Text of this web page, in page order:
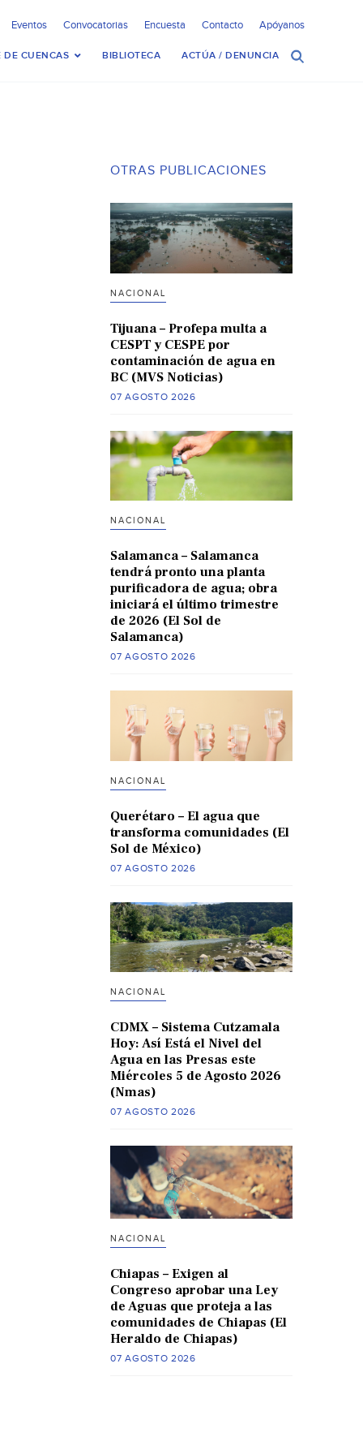
Eventos Convocatorias Encuesta Contacto Apóyanos
DE CUENCAS BIBLIOTECA ACTÚA / DENUNCIA
OTRAS PUBLICACIONES
NACIONAL
Tijuana – Profepa multa a
CESPT y CESPE por
contaminación de agua en
BC (MVS Noticias)
07 AGOSTO 2026
NACIONAL
Salamanca – Salamanca
tendrá pronto una planta
purificadora de agua; obra
iniciará el último trimestre
de 2026 (El Sol de
Salamanca)
07 AGOSTO 2026
NACIONAL
Querétaro – El agua que
transforma comunidades (El
Sol de México)
07 AGOSTO 2026
NACIONAL
CDMX – Sistema Cutzamala
Hoy: Así Está el Nivel del
Agua en las Presas este
Miércoles 5 de Agosto 2026
(Nmas)
07 AGOSTO 2026
NACIONAL
Chiapas – Exigen al
Congreso aprobar una Ley
de Aguas que proteja a las
comunidades de Chiapas (El
Heraldo de Chiapas)
07 AGOSTO 2026